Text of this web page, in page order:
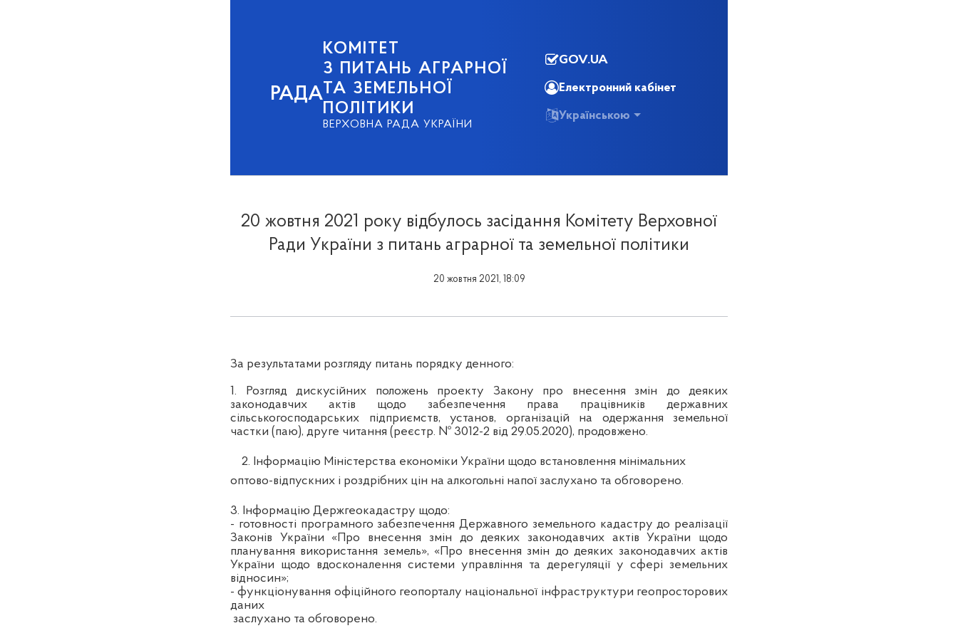
РАДА
КОМІТЕТ
З ПИТАНЬ АГРАРНОЇ
ТА ЗЕМЕЛЬНОЇ
ПОЛІТИКИ
ВЕРХОВНА РАДА УКРАЇНИ
GOV.UA
Електронний кабінет
Українською
20 жовтня 2021 року відбулось засідання Комітету Верховної
Ради України з питань аграрної та земельної політики
20 жовтня 2021, 18:09
За результатами розгляду питань порядку денного:
1. Розгляд дискусійних положень проекту Закону про внесення змін до деяких
законодавчих актів щодо забезпечення права працівників державних
сільськогосподарських підприємств, установ, організацій на одержання земельної
частки (паю), друге читання (реєстр. № 3012-2 від 29.05.2020), продовжено.
2. Інформацію Міністерства економіки України щодо встановлення мінімальних
оптово-відпускних і роздрібних цін на алкогольні напої заслухано та обговорено.
3. Інформацію Держгеокадастру щодо:
- готовності програмного забезпечення Державного земельного кадастру до реалізації
Законів України «Про внесення змін до деяких законодавчих актів України щодо
планування використання земель», «Про внесення змін до деяких законодавчих актів
України щодо вдосконалення системи управління та дерегуляції у сфері земельних
відносин»;
- функціонування офіційного геопорталу національної інфраструктури геопросторових
даних
заслухано та обговорено.